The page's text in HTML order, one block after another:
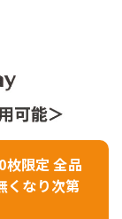
枚限定 全品
くなり次第